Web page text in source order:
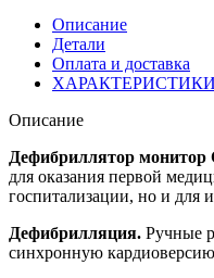
Описание
Детали
Оплата и доставка
ХАРАКТЕРИСТИКИ
Описание
Дефибриллятор монитор
для оказания первой
госпитализации, но и для
Дефибрилляция. Ручные
синхронную